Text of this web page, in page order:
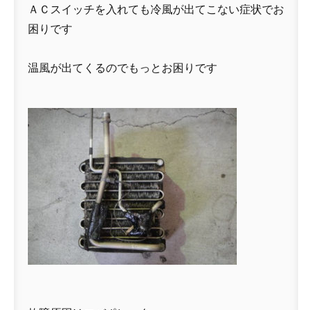
ＡＣスイッチを入れても冷風が出てこない症状でお
困りです
温風が出てくるのでもっとお困りです